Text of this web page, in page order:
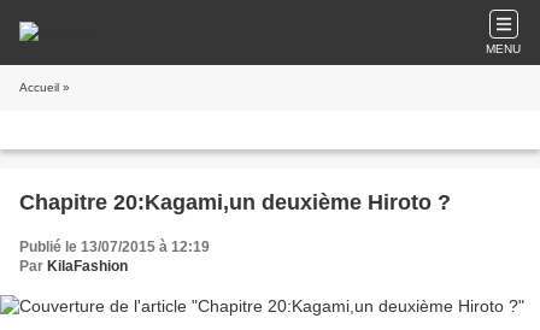
MENU
Accueil »
Chapitre 20:Kagami,un deuxième Hiroto ?
Publié le 13/07/2015 à 12:19
Par KilaFashion